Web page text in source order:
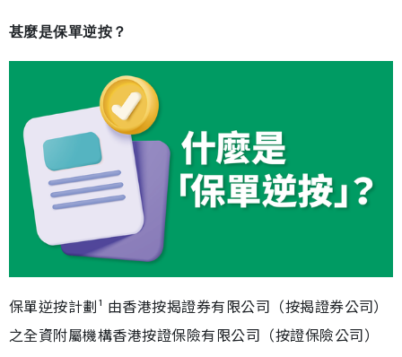
甚麼是保單逆按？
保單逆按計劃¹ 由香港按揭證券有限公司（按揭證券公司）
之全資附屬機構香港按證保險有限公司（按證保險公司）